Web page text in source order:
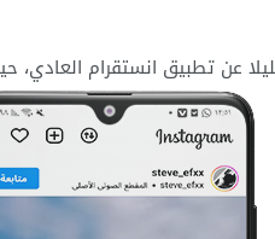
عن تطبيق انستقرام